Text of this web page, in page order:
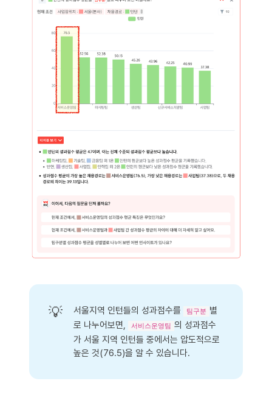
💡 서울지역 인턴들의 성과점수를 팀구분 별
로 나누어보면,
서비스운영팀 의 성과점수
가 서울 지역 인턴들 중에서는 압도적으로
높은 것(76.5)을 알 수 있습니다.